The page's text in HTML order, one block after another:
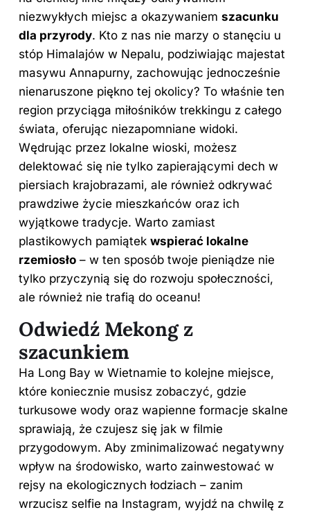
niezwykłych miejsc a okazywaniem szacunku
dla przyrody. Kto z nas nie marzy o stanęciu u
stóp Himalajów w Nepalu, podziwiając majestat
masywu Annapurny, zachowując jednocześnie
nienaruszone piękno tej okolicy? To właśnie ten
region przyciąga miłośników trekkingu z całego
świata, oferując niezapomniane widoki.
Wędrując przez lokalne wioski, możesz
delektować się nie tylko zapierającymi dech w
piersiach krajobrazami, ale również odkrywać
prawdziwe życie mieszkańców oraz ich
wyjątkowe tradycje. Warto zamiast
plastikowych pamiątek wspierać lokalne
rzemiosło – w ten sposób twoje pieniądze nie
tylko przyczynią się do rozwoju społeczności,
ale również nie trafią do oceanu!
Odwiedź Mekong z
szacunkiem
Ha Long Bay w Wietnamie to kolejne miejsce,
które koniecznie musisz zobaczyć, gdzie
turkusowe wody oraz wapienne formacje skalne
sprawiają, że czujesz się jak w filmie
przygodowym. Aby zminimalizować negatywny
wpływ na środowisko, warto zainwestować w
rejsy na ekologicznych łodziach – zanim
wrzucisz selfie na Instagram, wyjdź na chwilę z